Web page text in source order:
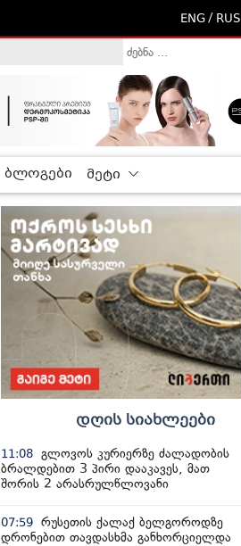
ENG / RUS
ბლოგები მეტი
დღის სიახლეები
11:08 გლოვოს კურიერზე ძალადობის
ბრალდებით 3 პირი დააკავეს, მათ
შორის 2 არასრულწლოვანი
07:59 რუსეთის ქალაქ ბელგოროდზე
დრონებით თავდასხმა განხორციელდა